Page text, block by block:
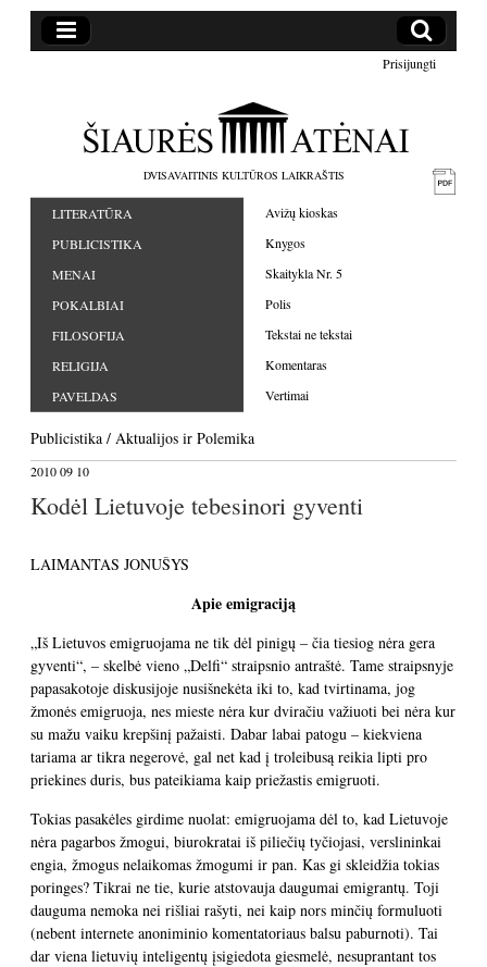
Prisijungti
DVISAVAITINIS KULTŪROS LAIKRAŠTIS
LITERATŪRA
PUBLICISTIKA
MENAI
POKALBIAI
FILOSOFIJA
RELIGIJA
PAVELDAS
Avižų kioskas
Knygos
Skaitykla Nr. 5
Polis
Tekstai ne tekstai
Komentaras
Vertimai
Publicistika / Aktualijos ir Polemika
2010 09 10
Kodėl Lietuvoje tebesinori gyventi
LAIMANTAS JONUŠYS
Apie emigraciją
„Iš Lietuvos emigruojama ne tik dėl pinigų – čia tiesiog nėra gera
gyventi“, – skelbė vieno „Delfi“ straipsnio antraštė. Tame straipsnyje
papasakotoje diskusijoje nusišnekėta iki to, kad tvirtinama, jog
žmonės emigruoja, nes mieste nėra kur dviračiu važiuoti bei nėra kur
su mažu vaiku krepšinį pažaisti. Dabar labai patogu – kiekviena
tariama ar tikra negerovė, gal net kad į troleibusą reikia lipti pro
priekines duris, bus pateikiama kaip priežastis emigruoti.
Tokias pasakėles girdime nuolat: emigruojama dėl to, kad Lietuvoje
nėra pagarbos žmogui, biurokratai iš piliečių tyčiojasi, verslininkai
engia, žmogus nelaikomas žmogumi ir pan. Kas gi skleidžia tokias
poringes? Tikrai ne tie, kurie atstovauja daugumai emigrantų. Toji
dauguma nemoka nei rišliai rašyti, nei kaip nors minčių formuluoti
(nebent internete anoniminio komentatoriaus balsu paburnoti). Tai
dar viena lietuvių inteligentų įsigiedota giesmelė, nesuprantant tos